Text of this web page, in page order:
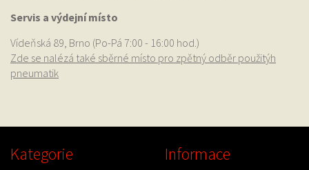
Servis a výdejní místo
Vídeňská 89, Brno (Po-Pá 7:00 - 16:00 hod.)
Zde se nalézá také sběrné místo pro zpětný odběr použitýh
pneumatik
Kategorie Informace